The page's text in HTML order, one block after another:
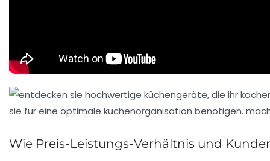
Wie Preis-Leistungs-Verhältnis und